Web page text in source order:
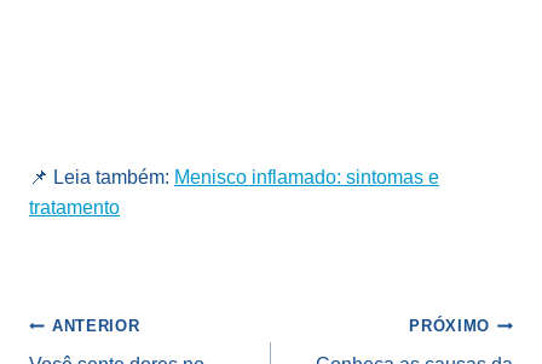
📌 Leia também: Menisco inflamado: sintomas e
tratamento
Navegação
ANTERIOR PRÓXIMO